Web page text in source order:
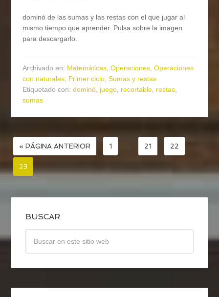
dominó de las sumas y las restas con el que jugar al
mismo tiempo que aprender. Pulsa sobre la imagen
para descargarlo.
Archivado en: Matemáticas,Operaciones,Operaciones
con naturales, Primer ciclo,Sumas y restas
Etiquetado con:dominó, juego, recortable, restas,
sumas
« PÁGINA ANTERIOR 1 … 21 22
23
BUSCAR